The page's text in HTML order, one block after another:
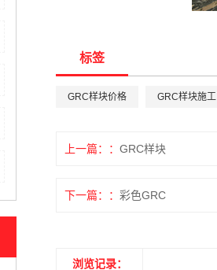
标签
GRC样块价格 GRC样块施工
上一篇： GRC样块
下一篇： 彩色GRC
浏览记录：